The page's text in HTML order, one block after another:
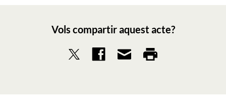
Vols compartir aquest acte?